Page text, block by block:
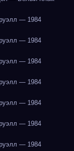
— 1984
— 1984
— 1984
— 1984
— 1984
— 1984
— 1984